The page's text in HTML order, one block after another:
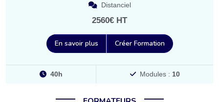
Distanciel
2560€ HT
En savoir plus Créer Formation
40h Modules : 10